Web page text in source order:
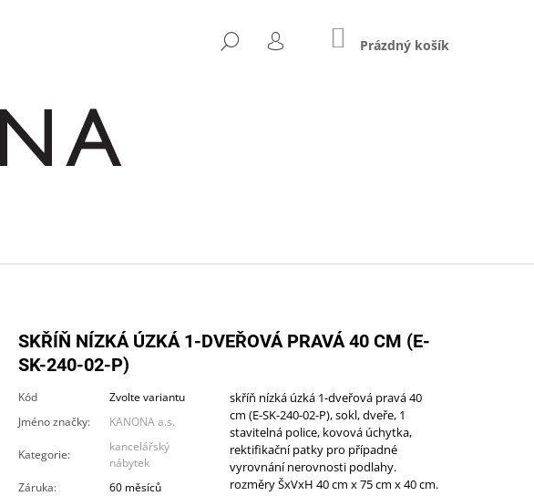
HLEDAT
PŘIHLÁŠENÍ
NÁKUPNÍ
KOŠÍK
Prázdný košík
SKŘÍŇ NÍZKÁ ÚZKÁ 1-DVEŘOVÁ PRAVÁ 40 CM (E-
SK-240-02-P)
Kód
Zvolte variantu
Jméno značky: KANONA a.s.
Kategorie:
kancelářský
nábytek
Záruka:
60 měsíců
skříň nízká úzká 1-dveřová pravá 40
cm (E-SK-240-02-P), sokl, dveře, 1
stavitelná police, kovová úchytka,
rektifikační patky pro případné
vyrovnání nerovnosti podlahy.
rozměry ŠxVxH 40 cm x 75 cm x 40 cm.
Následující
STŮL JEDNACÍ ROZŠÍŘENÝ (A-STJ-02)
10 272,90 Kč